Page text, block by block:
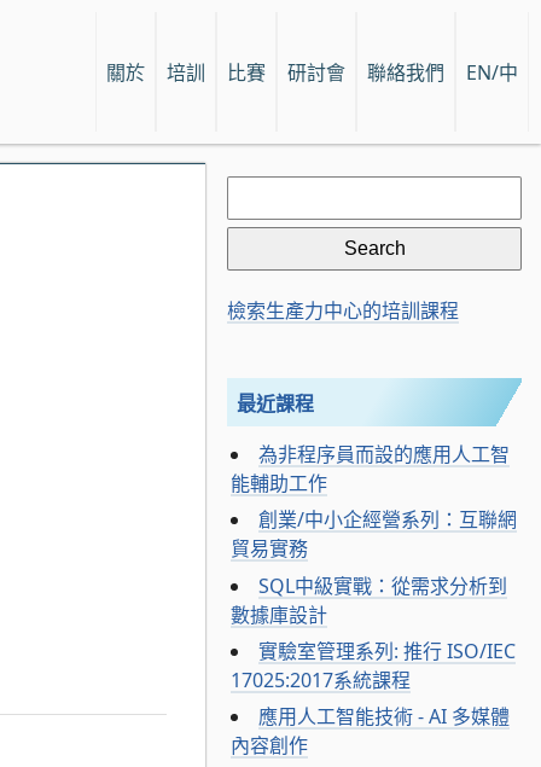
關於 培訓 比賽 研討會 聯絡我們 EN/中
Search
for:
檢索生產力中心的培訓課程
最近課程
為非程序員而設的應用人工智
能輔助工作
創業/中小企經營系列：互聯網
貿易實務
SQL中級實戰：從需求分析到
數據庫設計
實驗室管理系列: 推行 ISO/IEC
17025:2017系統課程
應用人工智能技術 - AI 多媒體
內容創作